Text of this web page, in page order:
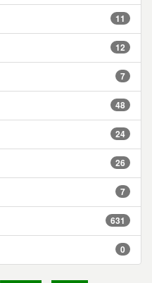
11
12
7
48
24
26
7
631
0